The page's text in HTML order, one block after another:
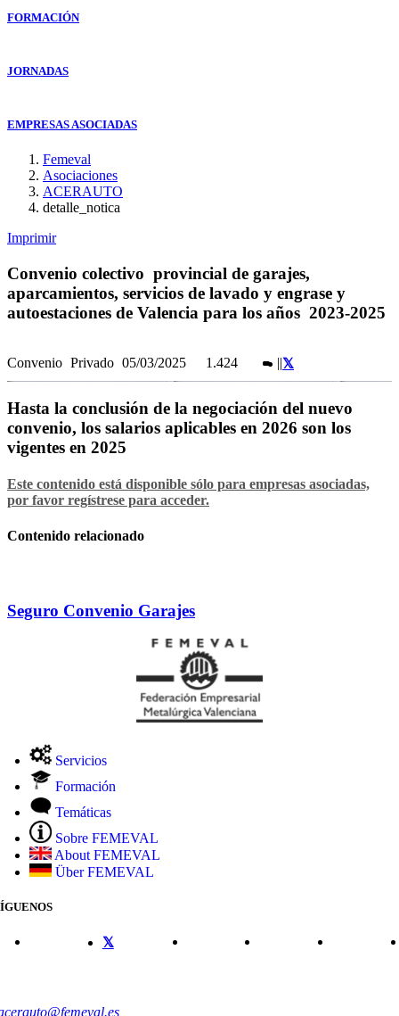
FORMACIÓN
JORNADAS
EMPRESAS ASOCIADAS
Femeval
Asociaciones
ACERAUTO
detalle_notica
Imprimir
Convenio colectivo provincial de garajes,
aparcamientos, servicios de lavado y engrase y
autoestaciones de Valencia para los años 2023-2025
Convenio Privado 05/03/2025 1.424
Hasta la conclusión de la negociación del nuevo
convenio, los salarios aplicables en 2026 son los
vigentes en 2025
Este contenido está disponible sólo para empresas asociadas,
por favor regístrese para acceder.
Contenido relacionado
Seguro Convenio Garajes
Servicios
Formación
Temáticas
Sobre FEMEVAL
About FEMEVAL
Über FEMEVAL